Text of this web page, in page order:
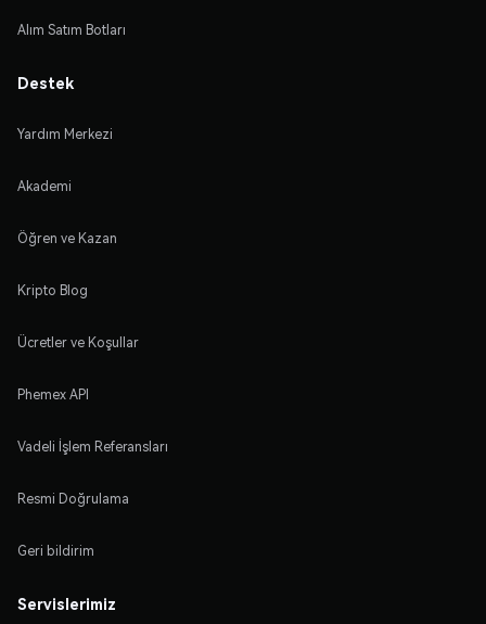
Alım Satım Botları
Destek
Yardım Merkezi
Akademi
Öğren ve Kazan
Kripto Blog
Ücretler ve Koşullar
Phemex API
Vadeli İşlem Referansları
Resmi Doğrulama
Geri bildirim
Servislerimiz